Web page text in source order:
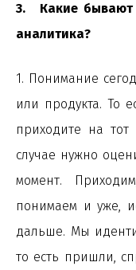
3. Какие бывают
аналитика?
1. Понимание
или продукта. То
приходите на
случае нужно
момент.
понимаем и уже,
дальше. Мы
то есть пришли,